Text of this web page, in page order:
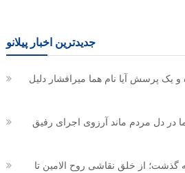
جدیدترین اخبار پیلانو
و یک پرسش آیا نام هما میرافشار دلیل
در دل مردم ماند آرزوی اجرای رفیق
از خلق نقاشی روح الامین تا